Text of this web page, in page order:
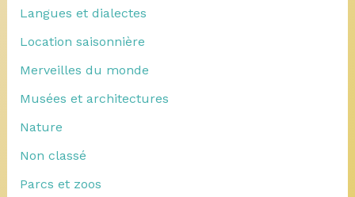
Langues et dialectes
Location saisonnière
Merveilles du monde
Musées et architectures
Nature
Non classé
Parcs et zoos